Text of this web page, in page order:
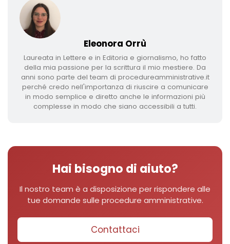
Eleonora Orrù
Laureata in Lettere e in Editoria e giornalismo, ho fatto
della mia passione per la scrittura il mio mestiere. Da
anni sono parte del team di procedureamministrative.it
perché credo nell'importanza di riuscire a comunicare
in modo semplice e diretto anche le informazioni più
complesse in modo che siano accessibili a tutti.
Hai bisogno di aiuto?
Il nostro team è a disposizione per rispondere alle
tue domande sulle procedure amministrative.
Contattaci